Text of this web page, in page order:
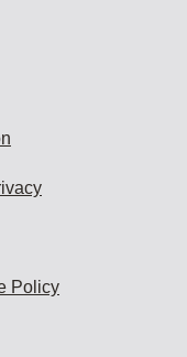
Policy